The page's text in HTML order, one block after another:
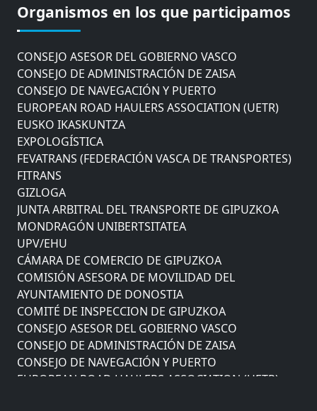
Organismos en los que participamos
AYUNTAMIENTO DE DONOSTIA
COMITÉ DE INSPECCION DE GIPUZKOA
CONSEJO ASESOR DEL GOBIERNO VASCO
CONSEJO DE ADMINISTRACIÓN DE ZAISA
CONSEJO DE NAVEGACIÓN Y PUERTO
EUROPEAN ROAD HAULERS ASSOCIATION (UETR)
EUSKO IKASKUNTZA
EXPOLOGÍSTICA
FEVATRANS (FEDERACIÓN VASCA DE TRANSPORTES)
FITRANS
GIZLOGA
JUNTA ARBITRAL DEL TRANSPORTE DE GIPUZKOA
MONDRAGÓN UNIBERTSITATEA
UPV/EHU
CÁMARA DE COMERCIO DE GIPUZKOA
COMISIÓN ASESORA DE MOVILIDAD DEL
AYUNTAMIENTO DE DONOSTIA
COMITÉ DE INSPECCION DE GIPUZKOA
CONSEJO ASESOR DEL GOBIERNO VASCO
CONSEJO DE ADMINISTRACIÓN DE ZAISA
CONSEJO DE NAVEGACIÓN Y PUERTO
EUROPEAN ROAD HAULERS ASSOCIATION (UETR)